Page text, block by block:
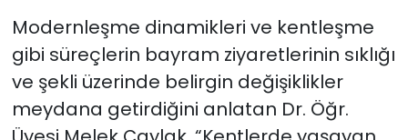
Modernleşme dinamikleri ve kentleşme
gibi süreçlerin bayram ziyaretlerinin sıklığı
ve şekli üzerinde belirgin değişiklikler
meydana getirdiğini anlatan Dr. Öğr.